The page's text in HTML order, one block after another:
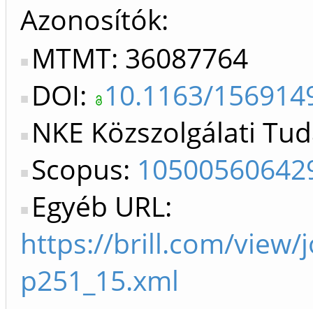
Azonosítók
MTMT: 36087764
DOI: 10.1163/
NKE Közszolgálati
Scopus:
Egyéb URL:
https://brill.com/view/
p251_15.xml